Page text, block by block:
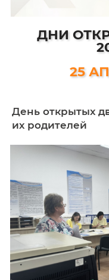
25
День
их родителей